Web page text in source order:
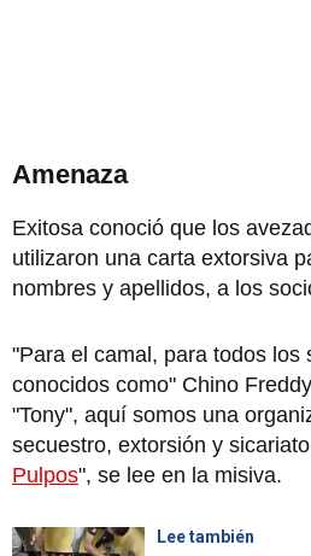
Amenaza
Exitosa conoció que los
utilizaron una carta extorsiva
nombres y apellidos, a los
"Para el camal, para todos los
conocidos como" Chino
"Tony", aquí somos una
secuestro, extorsión y
Pulpos", se lee en la misiva.
Lee también